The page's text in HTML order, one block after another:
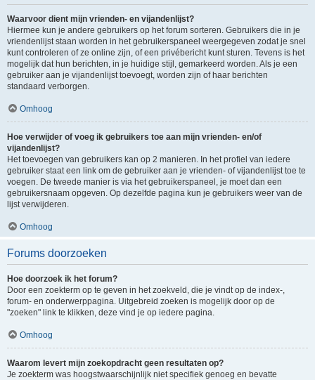
Waarvoor dient mijn vrienden- en vijandenlijst?
Hiermee kun je andere gebruikers op het forum sorteren. Gebruikers die in je
vriendenlijst staan worden in het gebruikerspaneel weergegeven zodat je snel
kunt controleren of ze online zijn, of een privébericht kunt sturen. Tevens is het
mogelijk dat hun berichten, in je huidige stijl, gemarkeerd worden. Als je een
gebruiker aan je vijandenlijst toevoegt, worden zijn of haar berichten
standaard verborgen.
Omhoog
Hoe verwijder of voeg ik gebruikers toe aan mijn vrienden- en/of
vijandenlijst?
Het toevoegen van gebruikers kan op 2 manieren. In het profiel van iedere
gebruiker staat een link om de gebruiker aan je vrienden- of vijandenlijst toe te
voegen. De tweede manier is via het gebruikerspaneel, je moet dan een
gebruikersnaam opgeven. Op dezelfde pagina kun je gebruikers weer van de
lijst verwijderen.
Omhoog
Forums doorzoeken
Hoe doorzoek ik het forum?
Door een zoekterm op te geven in het zoekveld, die je vindt op de index-,
forum- en onderwerppagina. Uitgebreid zoeken is mogelijk door op de
"zoeken" link te klikken, deze vind je op iedere pagina.
Omhoog
Waarom levert mijn zoekopdracht geen resultaten op?
Je zoekterm was hoogstwaarschijnlijk niet specifiek genoeg en bevatte